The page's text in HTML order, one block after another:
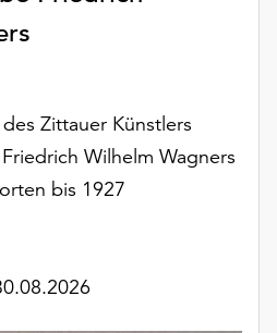
Zittauer Künstlers
Wilhelm Wagners
bis 1927